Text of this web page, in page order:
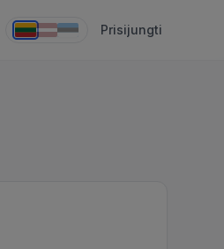
Prisijungti